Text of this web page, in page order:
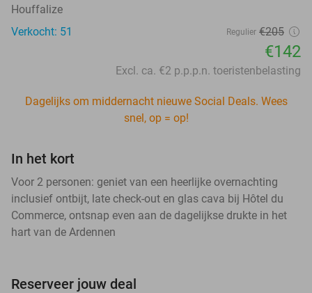
Houffalize
Verkocht: 51
Regulier €205
€142
Excl. ca. €2 p.p.p.n. toeristenbelasting
Dagelijks om middernacht nieuwe Social Deals. Wees
snel, op = op!
In het kort
Voor 2 personen: geniet van een heerlijke overnachting
inclusief ontbijt, late check-out en glas cava bij Hôtel du
Commerce, ontsnap even aan de dagelijkse drukte in het
hart van de Ardennen
Reserveer jouw deal